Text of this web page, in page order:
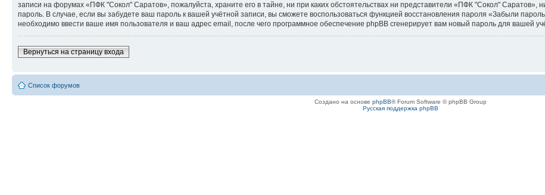
записи на форумах «ПФК "Сокол" Саратов», пожалуйста, храните его в тайне, ни при каких обстоятельствах ни представители «ПФК "Сокол" Саратов»,
пароль. В случае, если вы забудете ваш пароль к вашей учётной записи, вы сможете воспользоваться функцией восстановления пароля «Забыли
необходимо ввести ваше имя пользователя и ваш адрес email, после чего программное обеспечение phpBB сгенерирует вам новый пароль для вашей
Вернуться на страницу входа
Список форумов
Создано на основе phpBB® Forum Software © phpBB Group
Русская поддержка phpBB